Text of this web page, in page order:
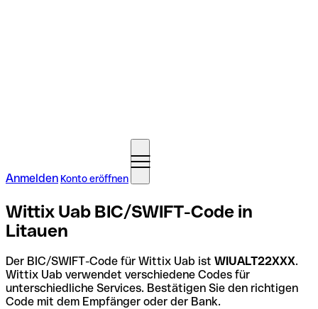
Anmelden Konto eröffnen
Wittix Uab BIC/SWIFT-Code in
Litauen
Der BIC/SWIFT-Code für Wittix Uab ist WIUALT22XXX.
Wittix Uab verwendet verschiedene Codes für
unterschiedliche Services. Bestätigen Sie den richtigen
Code mit dem Empfänger oder der Bank.